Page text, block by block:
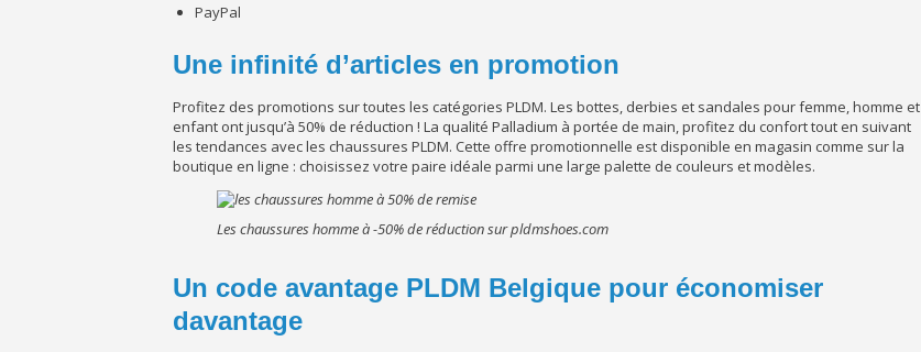
PayPal
Une infinité d’articles en promotion
Profitez des promotions sur toutes les catégories PLDM. Les bottes, derbies et sandales pour femme, homme et
enfant ont jusqu’à 50% de réduction ! La qualité Palladium à portée de main, profitez du confort tout en suivant
les tendances avec les chaussures PLDM. Cette offre promotionnelle est disponible en magasin comme sur la
boutique en ligne : choisissez votre paire idéale parmi une large palette de couleurs et modèles.
Les chaussures homme à -50% de réduction sur pldmshoes.com
Un code avantage PLDM Belgique pour économiser
davantage